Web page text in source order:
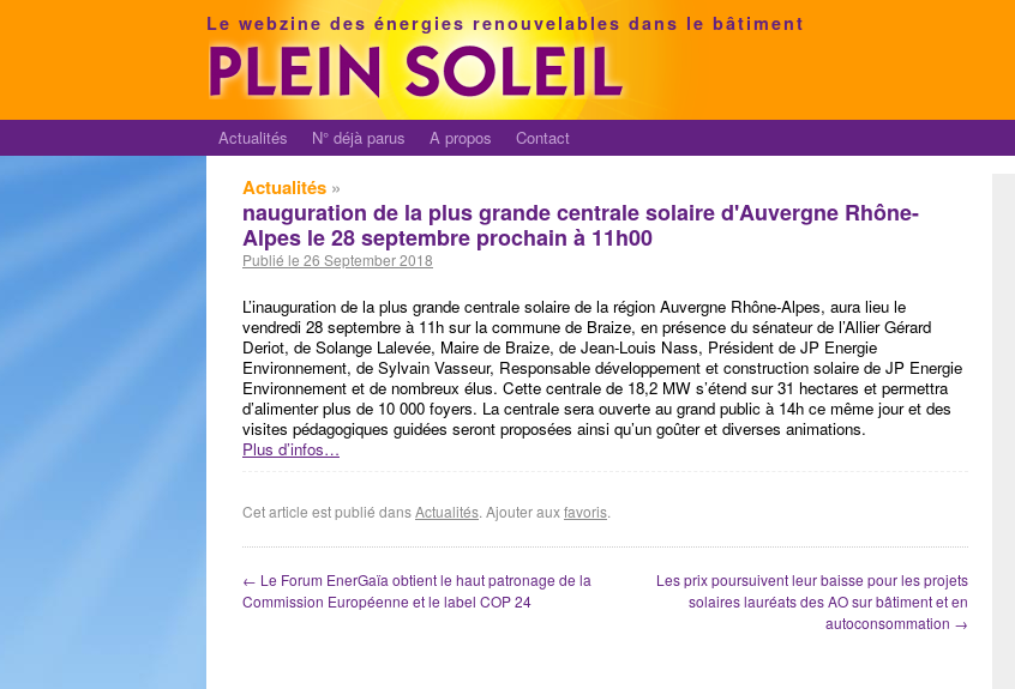
Le webzine des énergies renouvelables dans le bâtiment
Actualités N° déjà parus A propos Contact
Actualités »
nauguration de la plus grande centrale solaire d'Auvergne Rhône-
Alpes le 28 septembre prochain à 11h00
Publié le 26 September 2018
L’inauguration de la plus grande centrale solaire de la région Auvergne Rhône-Alpes, aura lieu le
vendredi 28 septembre à 11h sur la commune de Braize, en présence du sénateur de l’Allier Gérard
Deriot, de Solange Lalevée, Maire de Braize, de Jean-Louis Nass, Président de JP Energie
Environnement, de Sylvain Vasseur, Responsable développement et construction solaire de JP Energie
Environnement et de nombreux élus. Cette centrale de 18,2 MW s’étend sur 31 hectares et permettra
d’alimenter plus de 10 000 foyers. La centrale sera ouverte au grand public à 14h ce même jour et des
visites pédagogiques guidées seront proposées ainsi qu’un goûter et diverses animations.
Plus d’infos…
Cet article est publié dansActualités. Ajouter auxfavoris.
← Le Forum EnerGaïa obtient le haut patronage de la
Commission Européenne et le label COP 24
Les prix poursuivent leur baisse pour les projets
solaires lauréats des AO sur bâtiment et en
autoconsommation →